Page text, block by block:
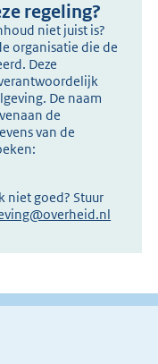
regeling?
niet juist is?
organisatie die de
Deze
De naam
de
van de
niet goed? Stuur